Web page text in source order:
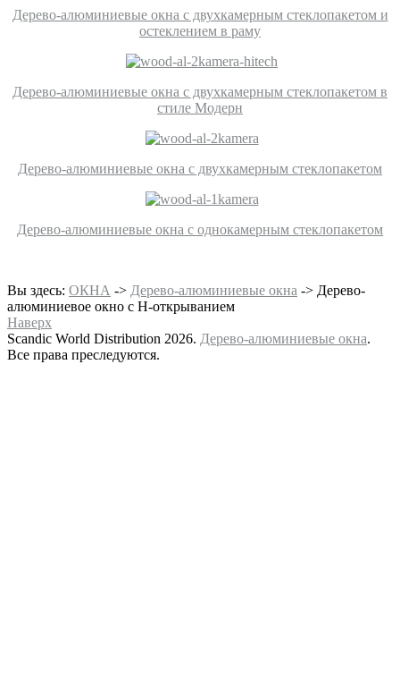
Дерево-алюминиевые окна c двухкамерным стеклопакетом и
остеклением в раму
Дерево-алюминиевые окна с двухкамерным стеклопакетом в
стиле Модерн
Дерево-алюминиевые окна с двухкамерным стеклопакетом
Дерево-алюминиевые окна с однокамерным стеклопакетом
Вы здесь: ОКНА -> Дерево-алюминиевые окна -> Дерево-
алюминиевое окно с Н-открыванием
Наверх
Scandic World Distribution 2026. Дерево-алюминиевые окна.
Все права преследуются.